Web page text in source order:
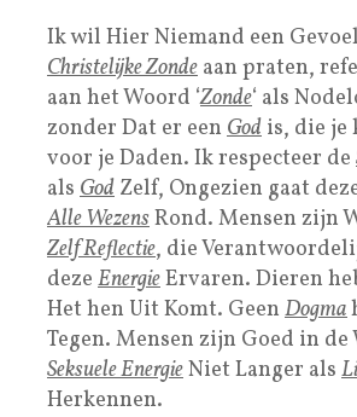
Ik wil Hier Niemand een
Christelijke Zonde aan praten,
aan het Woord ‘Zonde‘ als
zonder Dat er een God is, die je
voor je Daden. Ik respecteer de
als God Zelf, Ongezien gaat
Alle WezensRond. Mensen zijn
Zelf Reflectie, die
deze EnergieErvaren. Dieren
Het hen Uit Komt. Geen Dogma
Tegen. Mensen zijn Goed in de
Seksuele EnergieNiet Langer als
Herkennen.